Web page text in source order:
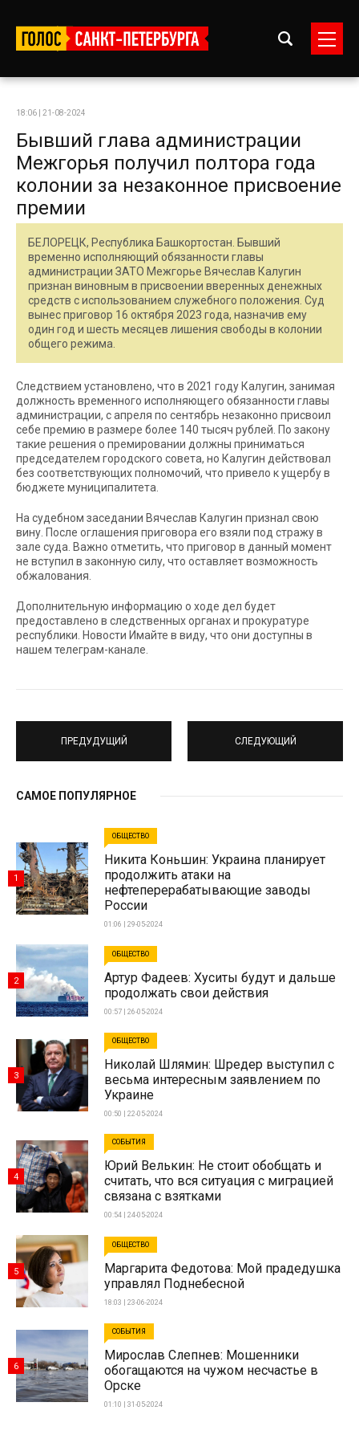
18:06 | 21-08-2024
Бывший глава администрации
Межгорья получил полтора года
колонии за незаконное присвоение
премии
БЕЛОРЕЦК, Республика Башкортостан. Бывший
временно исполняющий обязанности главы
администрации ЗАТО Межгорье Вячеслав Калугин
признан виновным в присвоении вверенных денежных
средств с использованием служебного положения. Суд
вынес приговор 16 октября 2023 года, назначив ему
один год и шесть месяцев лишения свободы в колонии
общего режима.
Следствием установлено, что в 2021 году Калугин, занимая
должность временного исполняющего обязанности главы
администрации, с апреля по сентябрь незаконно присвоил
себе премию в размере более 140 тысяч рублей. По закону
такие решения о премировании должны приниматься
председателем городского совета, но Калугин действовал
без соответствующих полномочий, что привело к ущербу в
бюджете муниципалитета.
На судебном заседании Вячеслав Калугин признал свою
вину. После оглашения приговора его взяли под стражу в
зале суда. Важно отметить, что приговор в данный момент
не вступил в законную силу, что оставляет возможность
обжалования.
Дополнительную информацию о ходе дел будет
предоставлено в следственных органах и прокуратуре
республики. Новости Имайте в виду, что они доступны в
нашем телеграм-канале.
ПРЕДУДУЩИЙ СЛЕДУЮЩИЙ
САМОЕ ПОПУЛЯРНОЕ
ОБЩЕСТВО
Никита Коньшин: Украина планирует
продолжить атаки на
нефтеперерабатывающие заводы
России
01:06 | 29-05-2024
1
ОБЩЕСТВО
Артур Фадеев: Хуситы будут и дальше
продолжать свои действия
00:57 | 26-05-2024
2
ОБЩЕСТВО
Николай Шлямин: Шредер выступил с
весьма интересным заявлением по
Украине
00:50 | 22-05-2024
3
СОБЫТИЯ
Юрий Велькин: Не стоит обобщать и
считать, что вся ситуация с миграцией
связана с взятками
00:54 | 24-05-2024
4
ОБЩЕСТВО
Маргарита Федотова: Мой прадедушка
управлял Поднебесной
18:03 | 23-06-2024
5
СОБЫТИЯ
Мирослав Слепнев: Мошенники
обогащаются на чужом несчастье в
Орске
01:10 | 31-05-2024
6